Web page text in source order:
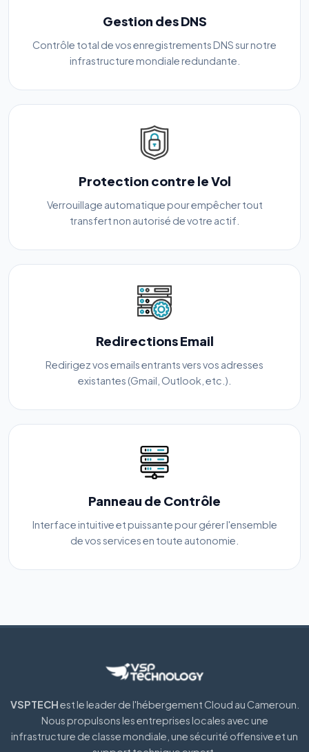
Gestion des DNS
Contrôle total de vos enregistrements DNS sur notre
infrastructure mondiale redundante.
Protection contre le Vol
Verrouillage automatique pour empêcher tout
transfert non autorisé de votre actif.
Redirections Email
Redirigez vos emails entrants vers vos adresses
existantes (Gmail, Outlook, etc.).
Panneau de Contrôle
Interface intuitive et puissante pour gérer l'ensemble
de vos services en toute autonomie.
VSPTECHest le leader de l'hébergement Cloud au Cameroun.
Nous propulsons les entreprises locales avec une
infrastructure de classe mondiale, une sécurité offensive et un